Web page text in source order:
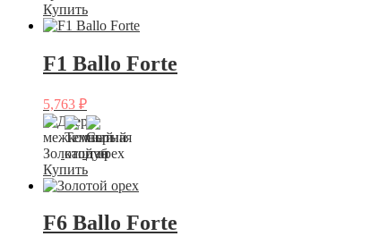
Купить
F1 Ballo Forte
5,763 ₽
Купить
F6 Ballo Forte